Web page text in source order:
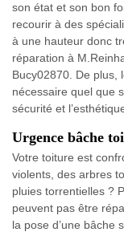
son état et son bon
recourir à des
à une hauteur donc
réparation à
Bucy02870. De plus,
nécessaire quel que
sécurité et
Urgence bâche
Votre toiture est
violents, des arbres
pluies torrentielles ?
peuvent pas être
la pose d’une bâche